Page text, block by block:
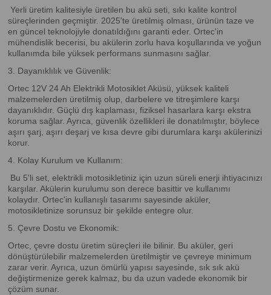
Yerli üretim kalitesiyle üretilen bu akü seti, sıkı kalite kontrol
süreçlerinden geçmiştir. 2025'te üretilmiş olması, ürünün taze ve
en güncel teknolojiyle donatıldığını garanti eder. Ortec'in
mühendislik becerisi, bu akülerin zorlu hava koşullarında ve yoğun
kullanımda bile yüksek performans sunmasını sağlar.
3. Dayanıklılık ve Güvenlik:
Ortec 12V 24 Ah Elektrikli Motosiklet Aküsü, yüksek kaliteli
malzemelerden üretilmiş olup, darbelere ve titreşimlere karşı
dayanıklıdır. Güçlü dış kaplaması, fiziksel hasarlara karşı ekstra
koruma sağlar. Ayrıca, güvenlik özellikleri ile donatılmıştır, böylece
aşırı şarj, aşırı deşarj ve kısa devre gibi durumlara karşı akülerinizi
korur.
4. Kolay Kurulum ve Kullanım:
Bu 5'li set, elektrikli motosikletiniz için uzun süreli enerji ihtiyacınızı
karşılar. Akülerin kurulumu son derece basittir ve kullanımı
kolaydır. Ortec'in kullanışlı tasarımı sayesinde aküler,
motosikletinize sorunsuz bir şekilde entegre olur.
5. Çevre Dostu ve Ekonomik:
Ortec, çevre dostu üretim süreçleri ile bilinir. Bu aküler, geri
dönüştürülebilir malzemelerden üretilmiştir ve çevreye minimum
zarar verir. Ayrıca, uzun ömürlü yapısı sayesinde, sık sık akü
değiştirmenize gerek kalmaz, bu da uzun vadede ekonomik bir
çözüm sunar.